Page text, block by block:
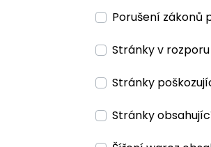
Porušení zákonů
Stránky v
Stránky
Stránky